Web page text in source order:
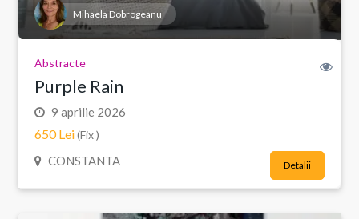
Mihaela Dobrogeanu
Abstracte
Purple Rain
9 aprilie 2026
650 Lei(Fix )
CONSTANTA Detalii